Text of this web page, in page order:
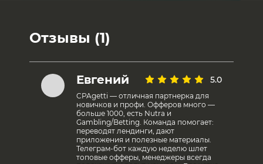
Отзывы (1)
Евгений 5.0
CPAgetti — отличная партнерка для
новичков и профи. Офферов много —
больше 1000, есть Nutra и
Gambling/Betting. Команда помогает:
переводят лендинги, дают
приложения и полезные материалы.
Телеграм-бот каждую неделю шлет
топовые офферы, менеджеры всегда